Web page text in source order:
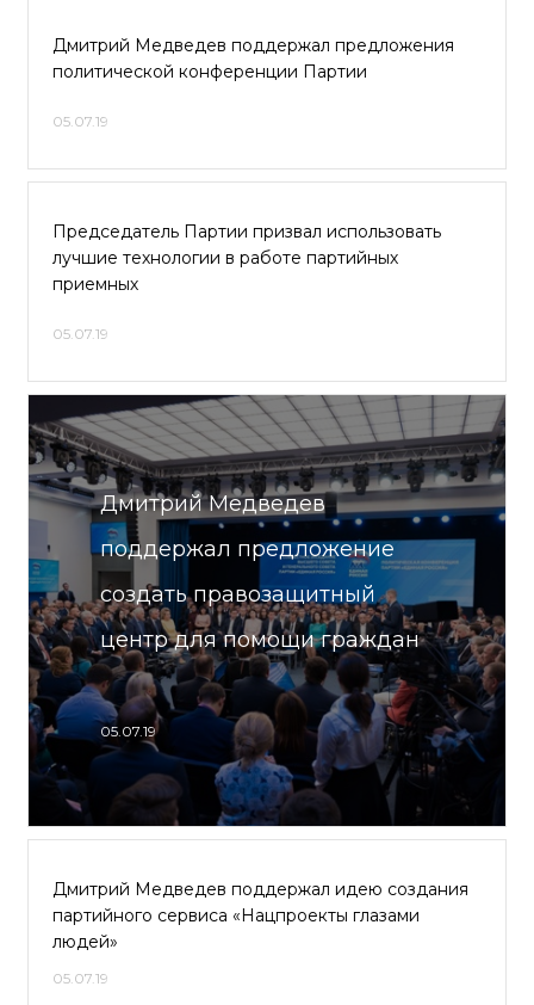
Дмитрий Медведев поддержал предложения
политической конференции Партии
05.07.19
Председатель Партии призвал использовать
лучшие технологии в работе партийных
приемных
05.07.19
Дмитрий Медведев
поддержал предложение
создать правозащитный
центр для помощи граждан
05.07.19
Дмитрий Медведев поддержал идею создания
партийного сервиса «Нацпроекты глазами
людей»
05.07.19